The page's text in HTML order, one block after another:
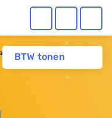
BTW tonen
de vier voordelen